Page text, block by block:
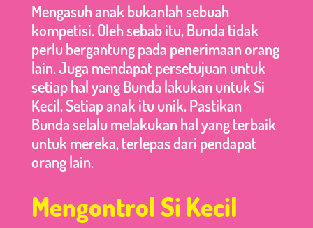
Mengasuh anak bukanlah sebuah
kompetisi. Oleh sebab itu, Bunda tidak
perlu bergantung pada penerimaan orang
lain. Juga mendapat persetujuan untuk
setiap hal yang Bunda lakukan untuk Si
Kecil. Setiap anak itu unik. Pastikan
Bunda selalu melakukan hal yang terbaik
untuk mereka, terlepas dari pendapat
orang lain.
Mengontrol Si Kecil